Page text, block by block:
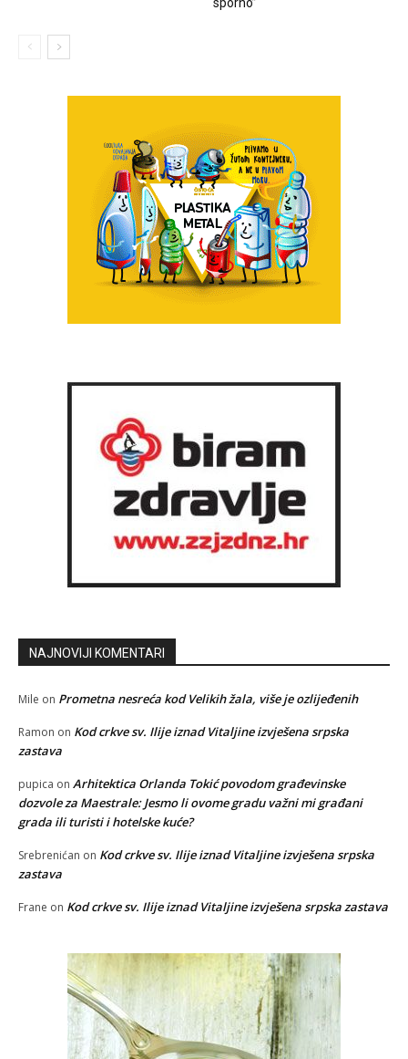
sporno”
NAJNOVIJI KOMENTARI
Mile on Prometna nesreća kod Velikih žala, više je ozlijeđenih
Ramon on Kod crkve sv. Ilije iznad Vitaljine izvješena srpska
zastava
pupica on Arhitektica Orlanda Tokić povodom građevinske
dozvole za Maestrale: Jesmo li ovome gradu važni mi građani
grada ili turisti i hotelske kuće?
Srebrenićan on Kod crkve sv. Ilije iznad Vitaljine izvješena srpska
zastava
Frane on Kod crkve sv. Ilije iznad Vitaljine izvješena srpska zastava